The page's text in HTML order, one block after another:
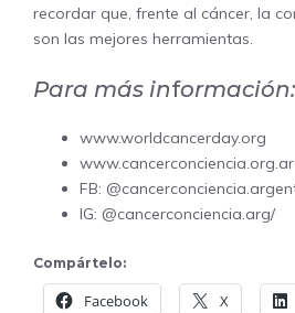
recordar que, frente al cáncer, la
son las mejores herramientas.
Para más información:
www.worldcancerday.org
www.cancerconciencia.org.ar
FB:
IG: @cancerconciencia.arg/
Compártelo:
Facebook X